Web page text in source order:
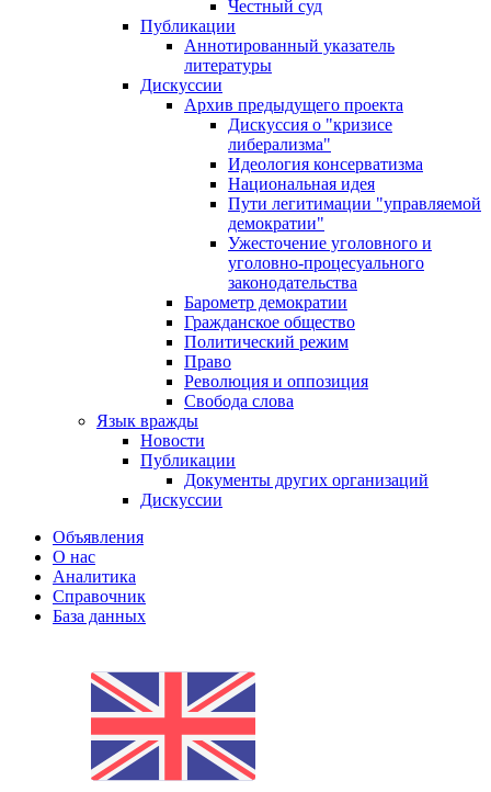
Честный суд
Публикации
Аннотированный указатель
литературы
Дискуссии
Архив предыдущего проекта
Дискуссия о "кризисе
либерализма"
Идеология консерватизма
Национальная идея
Пути легитимации "управляемой
демократии"
Ужесточение уголовного и
уголовно-процесуального
законодательства
Барометр демократии
Гражданское общество
Политический режим
Право
Революция и оппозиция
Свобода слова
Язык вражды
Новости
Публикации
Документы других организаций
Дискуссии
Объявления
О нас
Аналитика
Справочник
База данных